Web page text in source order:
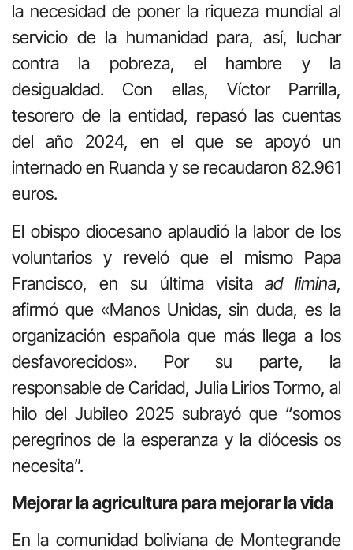
la necesidad de poner la riqueza mundial al
servicio de la humanidad para, así, luchar
contra la pobreza, el hambre y la
desigualdad. Con ellas, Víctor Parrilla,
tesorero de la entidad, repasó las cuentas
del año 2024, en el que se apoyó un
internado en Ruanda y se recaudaron 82.961
euros.
El obispo diocesano aplaudió la labor de los
voluntarios y reveló que el mismo Papa
Francisco, en su última visita ad limina,
afirmó que «Manos Unidas, sin duda, es la
organización española que más llega a los
desfavorecidos». Por su parte, la
responsable de Caridad, Julia Lirios Tormo, al
hilo del Jubileo 2025 subrayó que “somos
peregrinos de la esperanza y la diócesis os
necesita”.
Mejorar la agricultura para mejorar la vida
En la comunidad boliviana de Montegrande